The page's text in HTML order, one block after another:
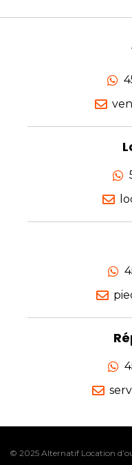
© 2025 Alternatif Location